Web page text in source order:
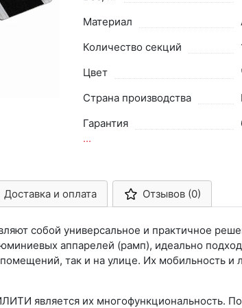
Материал
Количество секций
Цвет
Страна производства
Гарантия
...
Доставка и оплата Отзывов (0)
собой универсальное и практичное
аппарелей (рамп), идеально
так и на улице. Их мобильность и
является их многофункциональность.